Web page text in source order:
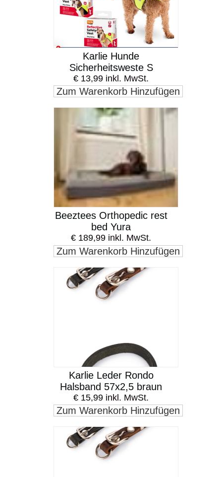
Karlie Hunde
Sicherheitsweste S
€ 13,99 inkl. MwSt.
Zum Warenkorb Hinzufügen
Beeztees Orthopedic rest
bed Yura
€ 189,99 inkl. MwSt.
Zum Warenkorb Hinzufügen
Karlie Leder Rondo
Halsband 57x2,5 braun
€ 15,99 inkl. MwSt.
Zum Warenkorb Hinzufügen